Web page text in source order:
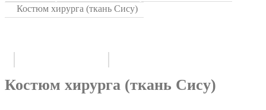
Костюм хирурга (ткань Сису)
Костюм хирурга (ткань Сису)